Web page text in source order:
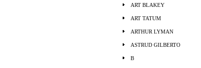
ART BLAKEY
ART TATUM
ARTHUR LYMAN
ASTRUD GILBERTO
B